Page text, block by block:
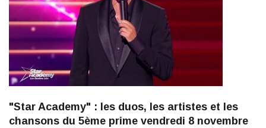
"Star Academy" : les duos, les artistes et les
chansons du 5ème prime vendredi 8 novembre